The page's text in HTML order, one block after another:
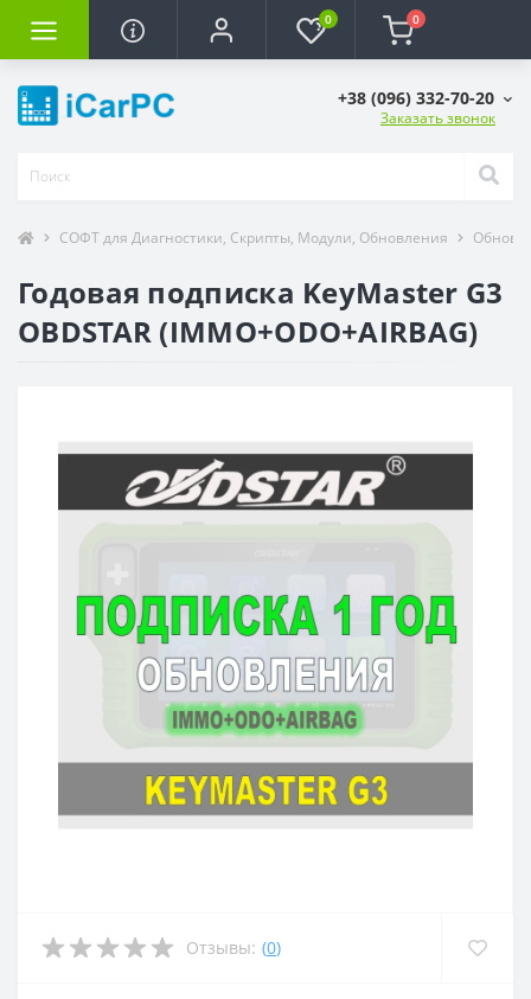
0 0
+38 (096) 332-70-20
Заказать звонок
СОФТ для Диагностики, Скрипты, Модули, Обновления
Годовая подписка KeyMaster G3
OBDSTAR (IMMO+ODO+AIRBAG)
Отзывы: (0)